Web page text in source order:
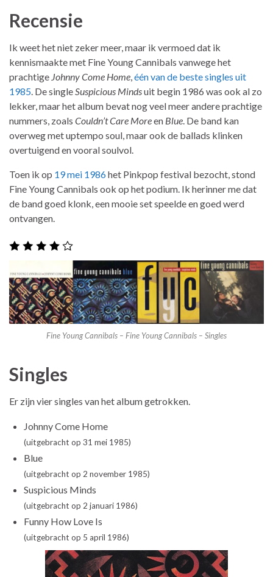
Recensie
Ik weet het niet zeker meer, maar ik vermoed dat ik
kennismaakte met Fine Young Cannibals vanwege het
prachtige Johnny Come Home,één van de beste singles uit
1985. De singleSuspicious Mindsuit begin 1986 was ook al zo
lekker, maar het album bevat nog veel meer andere prachtige
nummers, zoals Couldn’t Care Moreen Blue. De band kan
overweg met uptempo soul, maar ook de ballads klinken
overtuigend en vooral soulvol.
Toen ik op 19 mei 1986het Pinkpop festival bezocht, stond
Fine Young Cannibals ook op het podium. Ik herinner me dat
de band goed klonk, een mooie set speelde en goed werd
ontvangen.
Fine Young Cannibals – Fine Young Cannibals – Singles
Singles
Er zijn vier singles van het album getrokken.
Johnny Come Home
(uitgebracht op 31 mei 1985)
Blue
(uitgebracht op 2 november 1985)
Suspicious Minds
(uitgebracht op 2 januari 1986)
Funny How Love Is
(uitgebracht op 5 april 1986)